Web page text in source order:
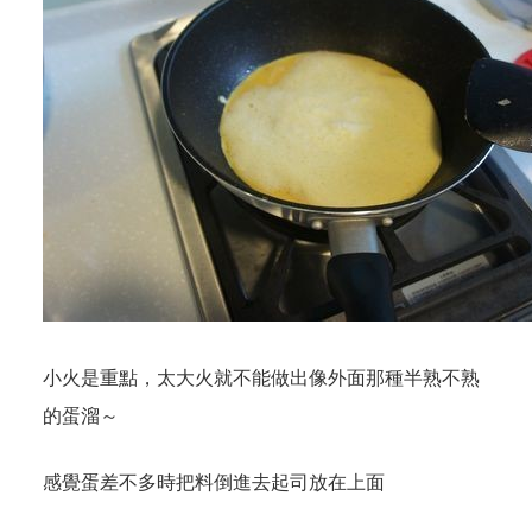
小火是重點，太大火就不能做出像外面那種半熟不熟
的蛋溜～
感覺蛋差不多時把料倒進去起司放在上面